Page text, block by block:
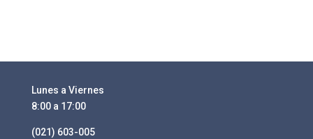
Lunes a Viernes
8:00 a 17:00
(021) 603-005